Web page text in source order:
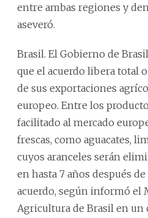
entre ambas regiones y
aseveró.
Brasil. El Gobierno de
que el acuerdo libera total
de sus exportaciones
europeo. Entre los
facilitado al mercado
frescas, como aguacates,
cuyos aranceles serán
en hasta 7 años después
acuerdo, según informó el
Agricultura de Brasil en un